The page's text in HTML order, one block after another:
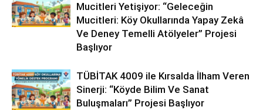
Mucitleri Yetişiyor: “Geleceğin
Mucitleri: Köy Okullarında Yapay Zekâ
Ve Deney Temelli Atölyeler” Projesi
Başlıyor
TÜBİTAK 4009 ile Kırsalda İlham Veren
Sinerji: “Köyde Bilim Ve Sanat
Buluşmaları” Projesi Başlıyor